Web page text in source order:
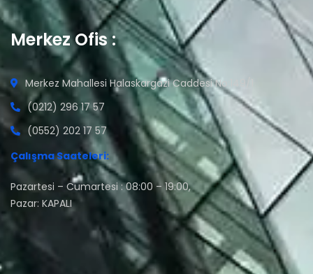
Merkez Ofis :
Merkez Mahallesi Halaskargazi Caddesi No:149/1
(0212) 296 17 57
(0552) 202 17 57
Çalışma Saateleri:
Pazartesi – Cumartesi : 08:00 – 19:00,
Pazar: KAPALI